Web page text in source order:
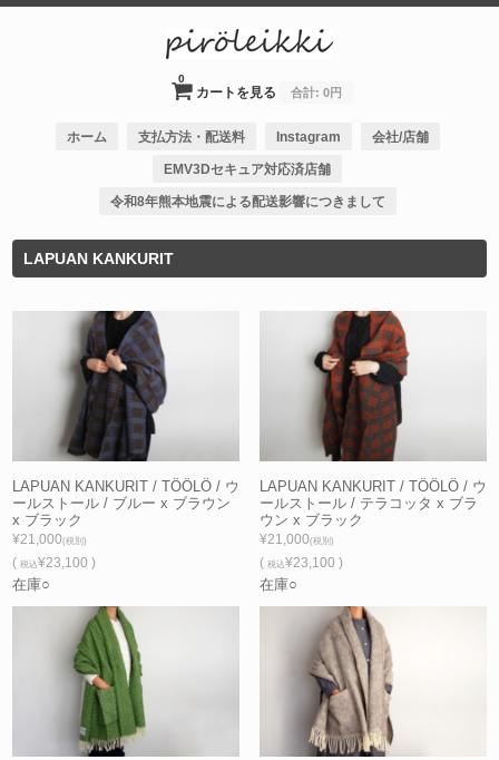
カートを見る
0
合計: 0円
ホーム 支払方法・配送料 Instagram 会社/店舗
EMV3Dセキュア対応済店舗
令和8年熊本地震による配送影響につきまして
LAPUAN KANKURIT
LAPUAN KANKURIT / TÖÖLÖ / ウ
ールストール / ブルー x ブラウン
x ブラック
¥21,000(税別)
(税込¥23,100 )
在庫○
LAPUAN KANKURIT / TÖÖLÖ / ウ
ールストール / テラコッタ x ブラ
ウン x ブラック
¥21,000(税別)
( 税込¥23,100 )
在庫○